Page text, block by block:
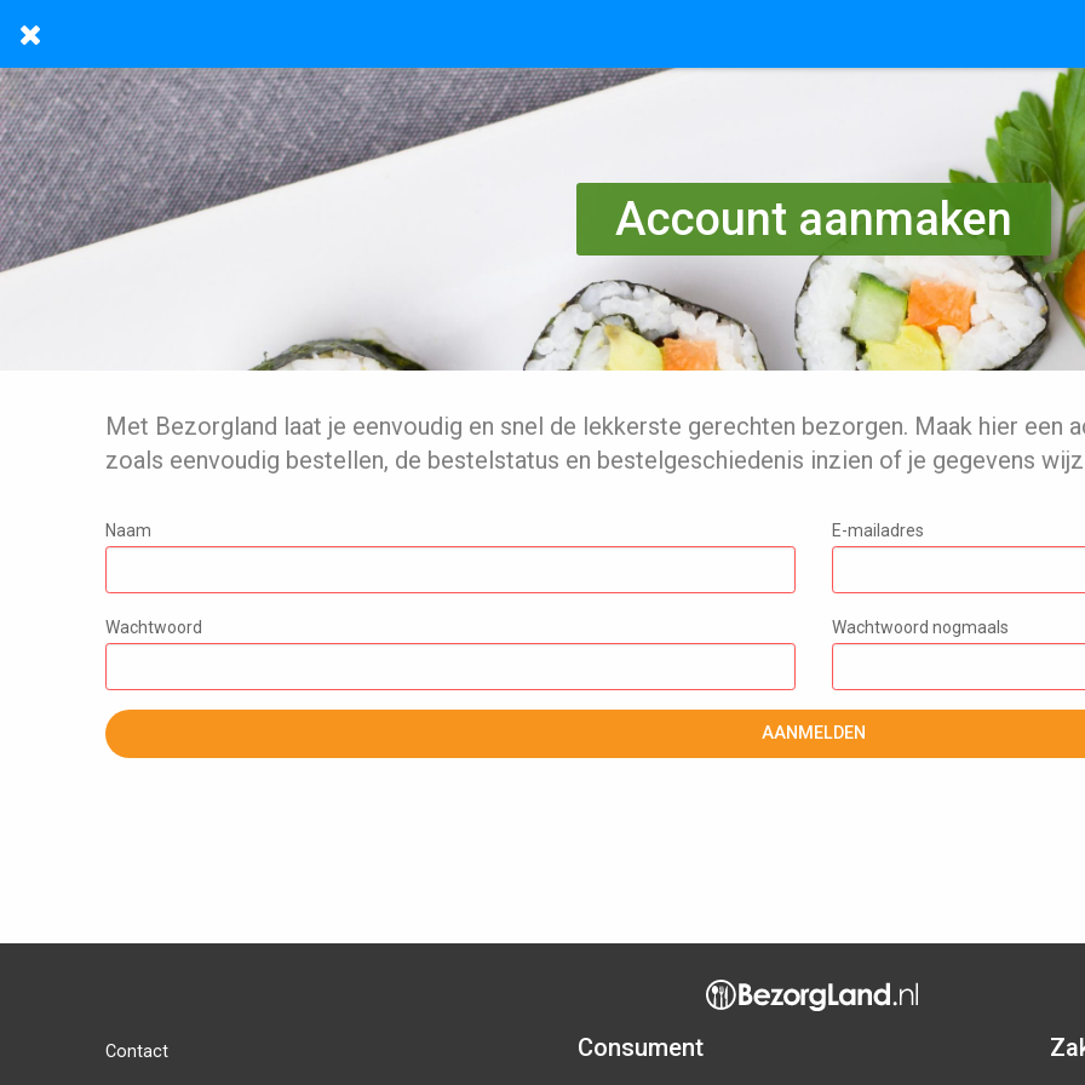
Account aanmaken
Met Bezorgland laat je eenvoudig en snel de lekkerste gerechten bezorgen. Maak hier een
zoals eenvoudig bestellen, de bestelstatus en bestelgeschiedenis inzien of je gegevens
Naam E-mailadres
Wachtwoord Wachtwoord nogmaals
AANMELDEN
Contact Consument